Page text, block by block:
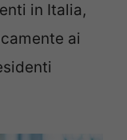
in Italia,
ai